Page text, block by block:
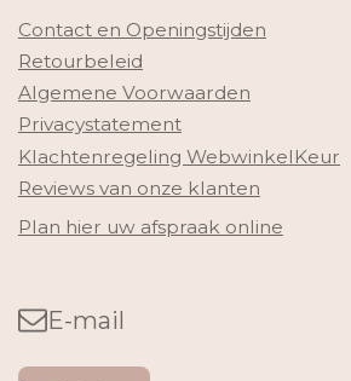
Contact en Openingstijden
Retourbeleid
Algemene Voorwaarden
Privacystatement
Klachtenregeling WebwinkelKeur
Reviews van onze klanten
Plan hier uw afspraak online
E-mail